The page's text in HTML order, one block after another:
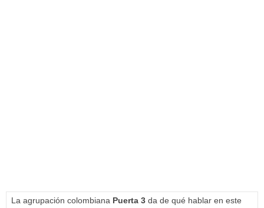
La agrupación colombiana Puerta 3 da de qué hablar en este